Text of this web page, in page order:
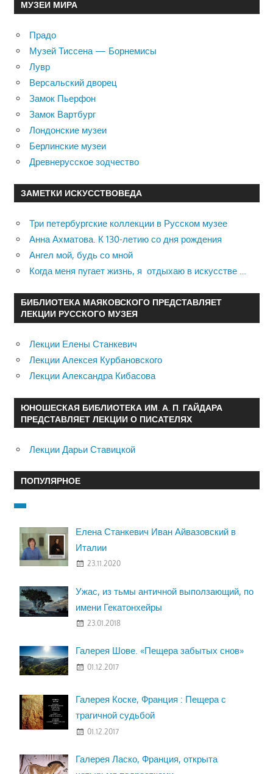
МУЗЕИ МИРА
Прадо
Музей Тиссена — Борнемисы
Лувр
Версальский дворец
Замок Пьерфон
Замок Вартбург
Лондонские музеи
Берлинские музеи
Древнерусское зодчество
ЗАМЕТКИ ИСКУССТВОВЕДА
Три петербургские коллекции в Русском музее
Анна Ахматова. К 130-летию со дня рождения
Ангел мой, будь со мной
Когда меня пугает жизнь, я отдыхаю в искусстве …
БИБЛИОТЕКА МАЯКОВСКОГО ПРЕДСТАВЛЯЕТ
ЛЕКЦИИ РУССКОГО МУЗЕЯ
Лекции Елены Станкевич
Лекции Алексея Курбановского
Лекции Александра Кибасова
ЮНОШЕСКАЯ БИБЛИОТЕКА ИМ. А. П. ГАЙДАРА
ПРЕДСТАВЛЯЕТ ЛЕКЦИИ О ПИСАТЕЛЯХ
Лекции Дарьи Ставицкой
ПОПУЛЯРНОЕ
Елена Станкевич Иван Айвазовский в
Италии
23.11.2020
Ужас, из тьмы античной выползающий, по
имени Гекатонхейры
23.01.2018
Галерея Шове. «Пещера забытых снов»
01.12.2017
Галерея Коске, Франция : Пещера с
трагичной судьбой
01.12.2017
Галерея Ласко, Франция, открыта